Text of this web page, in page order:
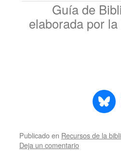
Guía de
elaborada por
Publicado en Recursos de la
Deja un comentario